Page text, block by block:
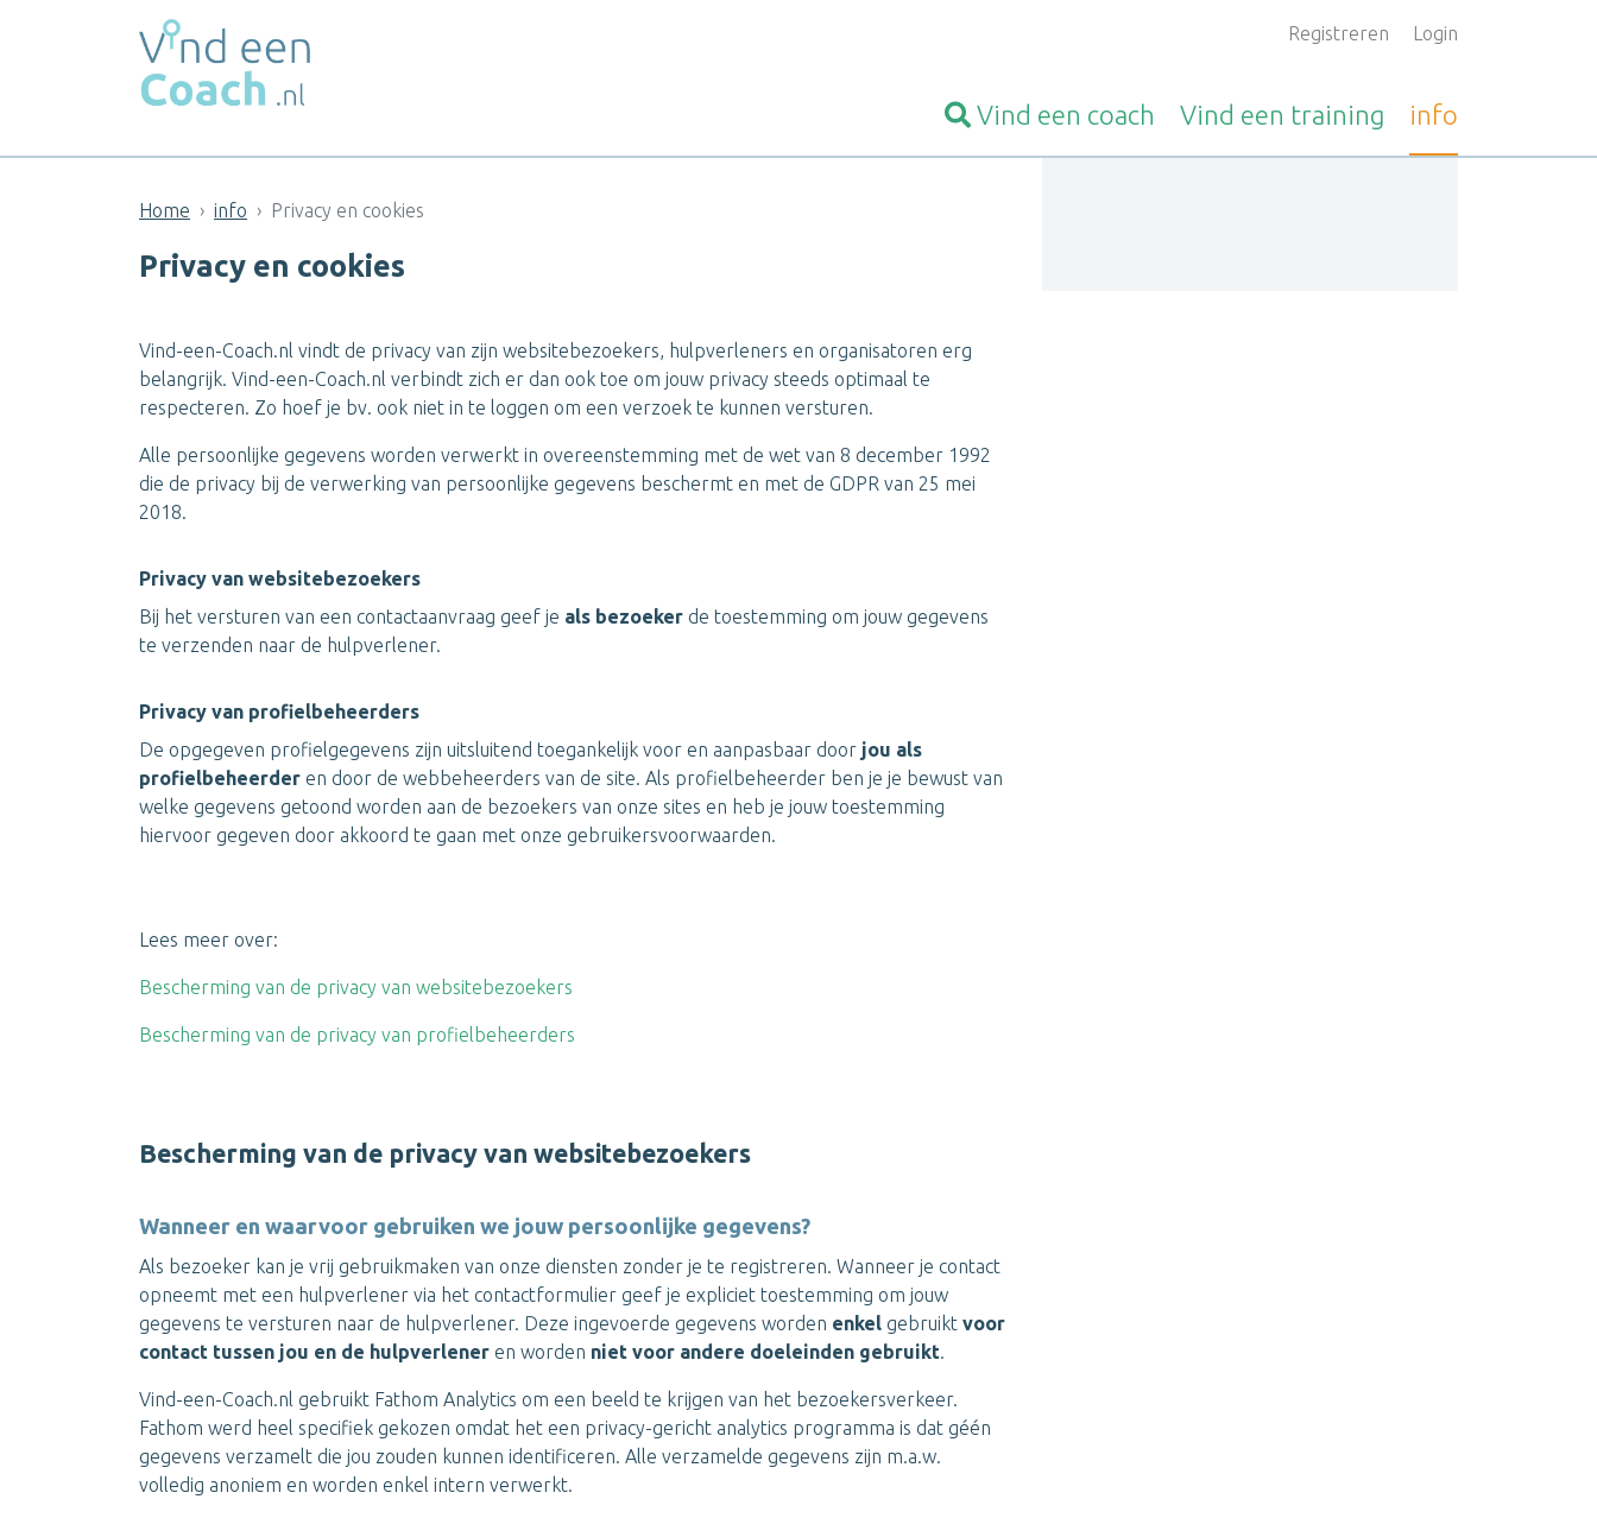
Registreren Login
Vind een coach Vind een training info
Home info Privacy en cookies
Privacy en cookies
Vind-een-Coach.nl vindt de privacy van zijn websitebezoekers, hulpverleners en organisatoren erg
belangrijk. Vind-een-Coach.nl verbindt zich er dan ook toe om jouw privacy steeds optimaal te
respecteren. Zo hoef je bv. ook niet in te loggen om een verzoek te kunnen versturen.
Alle persoonlijke gegevens worden verwerkt in overeenstemming met de wet van 8 december 1992
die de privacy bij de verwerking van persoonlijke gegevens beschermt en met de GDPR van 25 mei
2018.
Privacy van websitebezoekers
Bij het versturen van een contactaanvraag geef je als bezoeker de toestemming om jouw gegevens
te verzenden naar de hulpverlener.
Privacy van profielbeheerders
De opgegeven profielgegevens zijn uitsluitend toegankelijk voor en aanpasbaar door jou als
profielbeheerder en door de webbeheerders van de site. Als profielbeheerder ben je je bewust van
welke gegevens getoond worden aan de bezoekers van onze sites en heb je jouw toestemming
hiervoor gegeven door akkoord te gaan met onze gebruikersvoorwaarden.
Lees meer over:
Bescherming van de privacy van websitebezoekers
Bescherming van de privacy van profielbeheerders
Bescherming van de privacy van websitebezoekers
Wanneer en waarvoor gebruiken we jouw persoonlijke gegevens?
Als bezoeker kan je vrij gebruikmaken van onze diensten zonder je te registreren. Wanneer je contact
opneemt met een hulpverlener via het contactformulier geef je expliciet toestemming om jouw
gegevens te versturen naar de hulpverlener. Deze ingevoerde gegevens worden enkel gebruikt voor
contact tussen jou en de hulpverlener en worden niet voor andere doeleinden gebruikt.
Vind-een-Coach.nl gebruikt Fathom Analytics om een beeld te krijgen van het bezoekersverkeer.
Fathom werd heel specifiek gekozen omdat het een privacy-gericht analytics programma is dat géén
gegevens verzamelt die jou zouden kunnen identificeren. Alle verzamelde gegevens zijn m.a.w.
volledig anoniem en worden enkel intern verwerkt.